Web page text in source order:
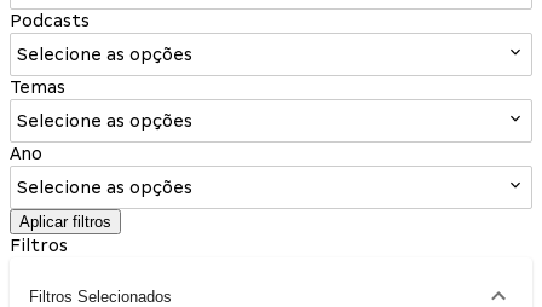
Podcasts
Selecione as opções
Temas
Selecione as opções
Ano
Selecione as opções
Aplicar filtros
Filtros
Filtros Selecionados